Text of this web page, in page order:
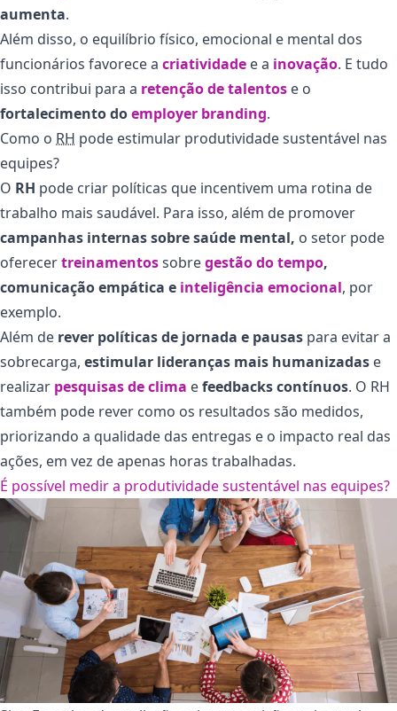
aumenta.
Além disso, o equilíbrio físico, emocional e mental dos
funcionários favorece a criatividade e a inovação. E tudo
isso contribui para a retenção de talentos e o
fortalecimento doemployer branding.
Como o RH pode estimular produtividade sustentável nas
equipes?
O RH pode criar políticas que incentivem uma rotina de
trabalho mais saudável. Para isso, além de promover
campanhas internas sobre saúde mental, o setor pode
oferecertreinamentossobregestão do tempo,
comunicação empática e inteligência emocional, por
exemplo.
Além de rever políticas de jornada e pausas para evitar a
sobrecarga, estimular lideranças mais humanizadas e
realizar pesquisas de clima efeedbacks contínuos. O RH
também pode rever como os resultados são medidos,
priorizando a qualidade das entregas e o impacto real das
ações, em vez de apenas horas trabalhadas.
É possível medir a produtividade sustentável nas equipes?